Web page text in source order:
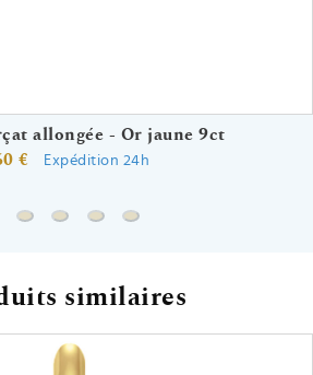
allongée - Or jaune 9ct
€
Expédition 24h
similaires